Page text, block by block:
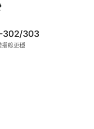
302/303
摺線更穩